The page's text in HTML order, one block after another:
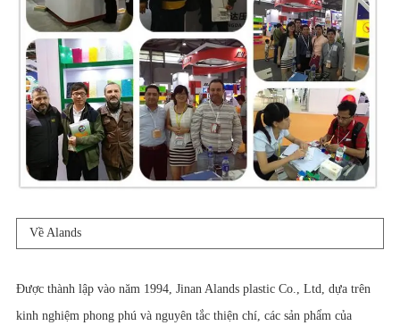
Về Alands
Được thành lập vào năm 1994, Jinan Alands plastic Co., Ltd, dựa trên
kinh nghiệm phong phú và nguyên tắc thiện chí, các sản phẩm của